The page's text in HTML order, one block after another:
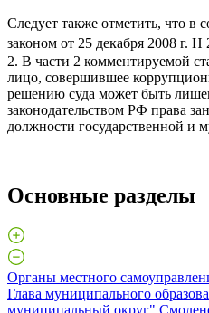
Следует также отметить, что в
законом от 25 декабря 2008 г. Н
2. В части 2 комментируемой
лицо, совершившее
решению суда может быть
законодательством РФ права
должности государственной и
Основные разделы
Органы местного
Глава муниципального
муниципальный округ"